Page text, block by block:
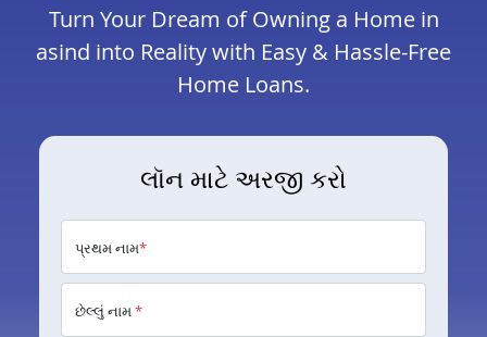
Turn Your Dream of Owning a Home in
asind into Reality with Easy & Hassle-Free
Home Loans.
લૉન માટે અરજી કરો
પ્રથમ નામ*
છેલ્લું નામ*